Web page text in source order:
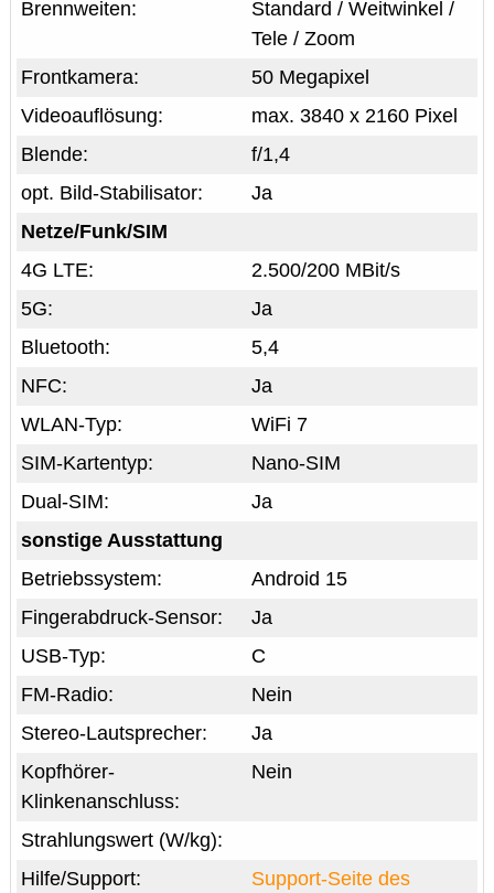
Standard / Weitwinkel /
Tele / Zoom
Brennweiten:
50 Megapixel
Frontkamera:
max. 3840 x 2160 Pixel
Videoauflösung:
f/1,4
Blende:
Ja
opt. Bild-Stabilisator:
Netze/Funk/SIM
2.500/200 MBit/s
4G LTE:
Ja
5G:
5,4
Bluetooth:
Ja
NFC:
WiFi 7
WLAN-Typ:
Nano-SIM
SIM-Kartentyp:
Ja
Dual-SIM:
sonstige Ausstattung
Android 15
Betriebssystem:
Ja
Fingerabdruck-Sensor:
C
USB-Typ:
Nein
FM-Radio:
Ja
Stereo-Lautsprecher:
Nein
Kopfhörer-
Klinkenanschluss:
Strahlungswert (W/kg):
Support-Seite des
Hilfe/Support: